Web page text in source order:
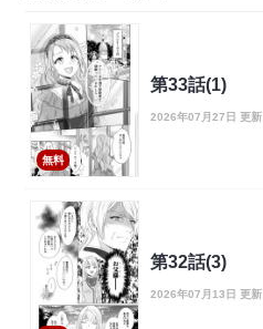
無料
第33話(1)
2026年07月27日 更新
第32話(3)
2026年07月13日 更新